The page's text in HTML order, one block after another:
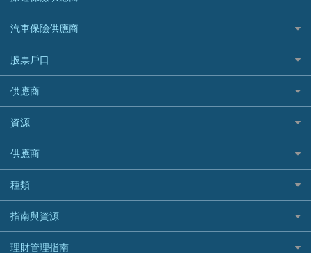
易批必批貸款
24小時貸款
最佳循環貸款
K Cash 貸款
Mox 銀行
National Resources 中潤物業按揭
OCBC 華僑銀行
PrimeCredit 安信信貸
Promise 邦民日本財務
Rabbit Credit月兔信貸
Standard Chartered 渣打銀行
UA 亞洲聯合財務
WeLab Bank
WeLend 貸款
銀聯信用卡
高獎賞信用卡推薦
酒店信用卡
恒生銀行
Standard Chartered渣打銀行
東亞銀行
SIM
Airwallex信用卡
酒店優惠碼
機票優惠碼
家居保險
家傭保險
寵物保險
定期人壽保險
危疾保險
年金資訊
樓宇火險
泰國旅遊保險及資訊
台灣旅遊保險及資訊
韓國旅遊保險及資訊
歐洲旅遊保險及資訊
越南旅遊保險及資訊
澳洲旅遊保險及資訊
長者嘆世界
家庭親子遊
自駕遊比較
相機有得保
AXA 安盛
AIG 美亞
Allianz 安聯
Allied World 世聯
Avo
中國銀行
Bolttech 保特
Blue Cross 藍十字
中國平安
HSBC滙豐銀行
汽車保險供應商
大新汽車保險
中銀汽車保險
Allianz安聯汽車保險
bolttech保障汽車保險
Zurich蘇黎世汽車保險
QBE昆士蘭汽車保險
平安汽車保險
股票戶口
富途證券
IB盈透證券
老虎證券
uSMART 盈立證券
華盛証券
長橋證券
WeBull微牛證券
漲樂全球通｜華泰國際
OSL
供應商
富途牛牛好唔好？
Webull微牛證券好唔好？
Longbridge長橋證券好唔好？
老虎證券好唔好？
華盛証券好唔好？
漲樂全球通好唔好？
IB盈透證券好唔好？
資源
股票戶口開戶
證券行邊間好？
港股5隻高息ETF精選
什麼是ETF？
香港30大高息股排行
供應商
銀行戶口比較
尊尚銀行戶口
Citi Plus
中信銀行inMotion
種類
定期存款
港元定存
指南與資源
理財資訊
理財管理指南